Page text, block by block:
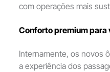
com operações mais
Conforto premium para
Internamente, os novos
a experiência dos